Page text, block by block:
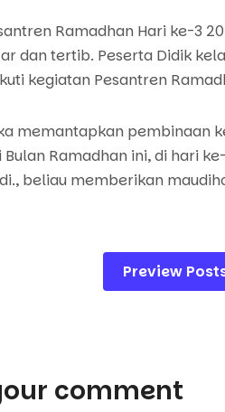
Ramadhan Hari ke-3
dan tertib. Peserta Didik
kegiatan Pesantren
memantapkan pembinaan
Bulan Ramadhan ini, di hari
beliau memberikan
Preview
comment